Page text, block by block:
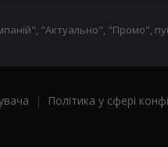
"Актуально", "Промо",
|
Політика у сфері